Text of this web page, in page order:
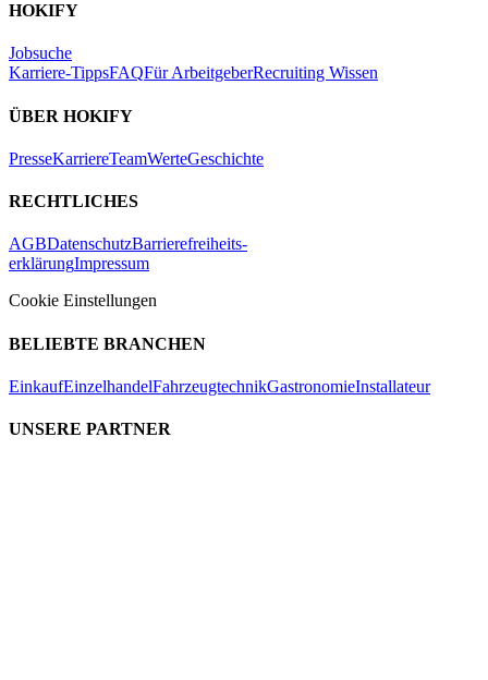
HOKIFY
Jobsuche
Karriere-TippsFAQFür ArbeitgeberRecruiting Wissen
ÜBER HOKIFY
PresseKarriereTeamWerteGeschichte
RECHTLICHES
AGBDatenschutzBarrierefreiheits-
erklärungImpressum
Cookie Einstellungen
BELIEBTE BRANCHEN
EinkaufEinzelhandelFahrzeugtechnikGastronomieInstallateur
UNSERE PARTNER